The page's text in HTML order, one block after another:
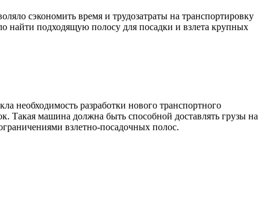
сэкономить время и трудозатраты на транспортировку
найти подходящую полосу для посадки и взлета крупных
необходимость разработки нового транспортного
Такая машина должна быть способной доставлять грузы на
взлетно-посадочных полос.